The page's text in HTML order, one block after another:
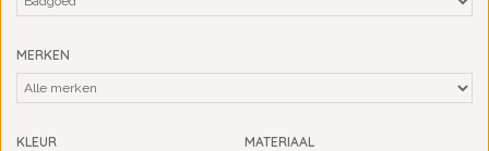
MERKEN
KLEUR MATERIAAL